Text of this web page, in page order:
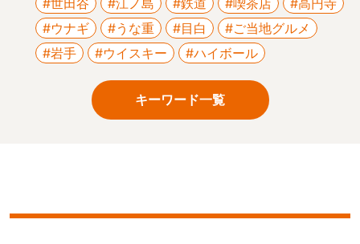
#世田谷 #江ノ島 #鉄道 #喫茶店
#高円寺
#ウナギ
#うな重 #目白
#ご当地グルメ
#岩手
#ウイスキー #ハイボール
キーワード一覧